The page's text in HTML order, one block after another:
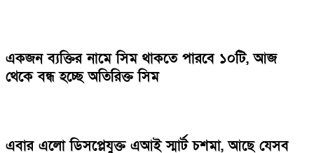
একজন ব্যক্তির নামে সিম থাকতে পারবে ১০টি, আজ
থেকে বন্ধ হচ্ছে অতিরিক্ত সিম
এবার এলো ডিসপ্লেযুক্ত এআই স্মার্ট চশমা, আছে যেসব